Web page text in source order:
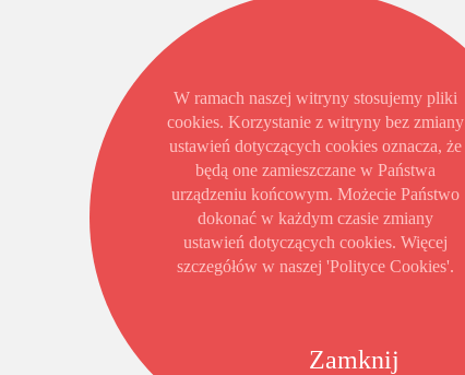
Zamknij
W ramach naszej witryny stosujemy pliki
cookies. Korzystanie z witryny bez zmiany
ustawień dotyczących cookies oznacza, że
będą one zamieszczane w Państwa
urządzeniu końcowym. Możecie Państwo
dokonać w każdym czasie zmiany
ustawień dotyczących cookies. Więcej
szczegółów w naszej 'Polityce Cookies'.